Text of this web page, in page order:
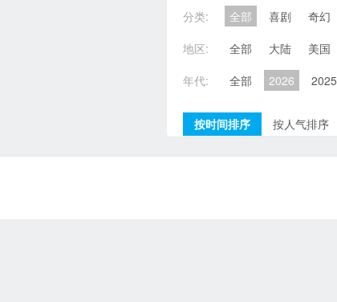
分类: 全部 喜剧 奇幻
地区:
全部 大陆 美国
年代:
全部 2026 2025
按时间排序 按人气排序